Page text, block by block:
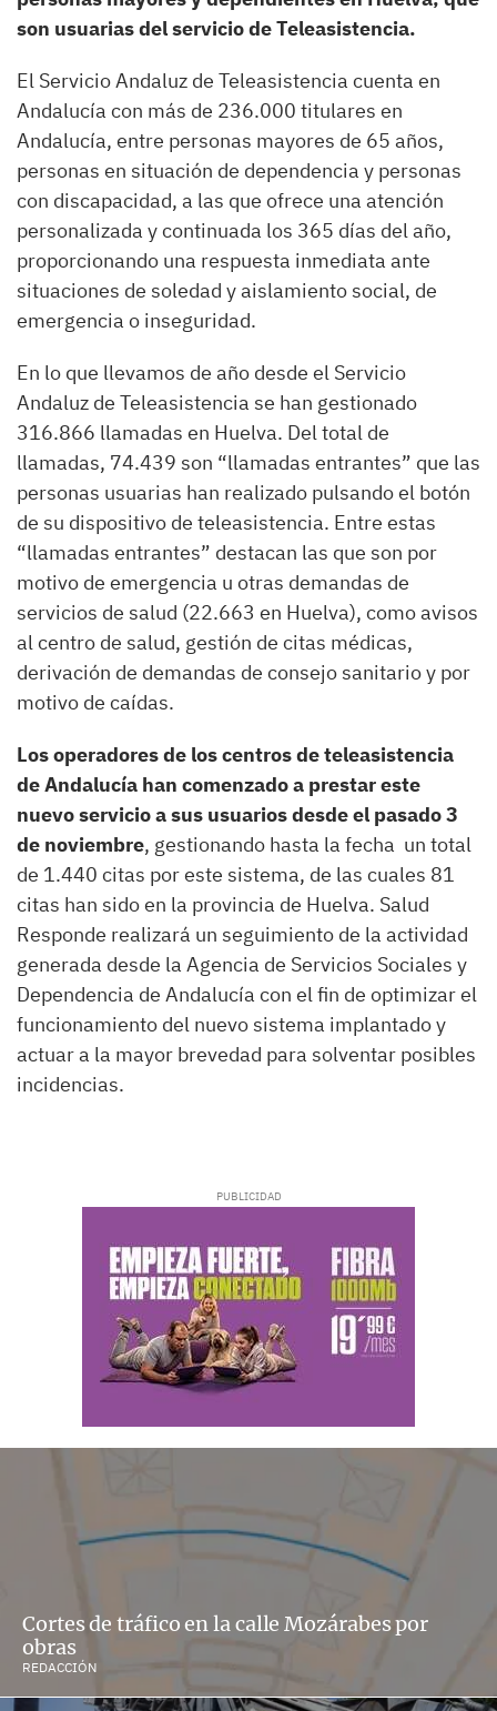
son usuarias del servicio de Teleasistencia.
El Servicio Andaluz de Teleasistencia cuenta en
Andalucía con más de 236.000 titulares en
Andalucía, entre personas mayores de 65 años,
personas en situación de dependencia y personas
con discapacidad, a las que ofrece una atención
personalizada y continuada los 365 días del año,
proporcionando una respuesta inmediata ante
situaciones de soledad y aislamiento social, de
emergencia o inseguridad.
En lo que llevamos de año desde el Servicio
Andaluz de Teleasistencia se han gestionado
316.866 llamadas en Huelva. Del total de
llamadas, 74.439 son “llamadas entrantes” que las
personas usuarias han realizado pulsando el botón
de su dispositivo de teleasistencia. Entre estas
“llamadas entrantes” destacan las que son por
motivo de emergencia u otras demandas de
servicios de salud (22.663 en Huelva), como avisos
al centro de salud, gestión de citas médicas,
derivación de demandas de consejo sanitario y por
motivo de caídas.
Los operadores de los centros de teleasistencia
de Andalucía han comenzado a prestar este
nuevo servicio a sus usuarios desde el pasado 3
de noviembre, gestionando hasta la fecha un total
de 1.440 citas por este sistema, de las cuales 81
citas han sido en la provincia de Huelva. Salud
Responde realizará un seguimiento de la actividad
generada desde la Agencia de Servicios Sociales y
Dependencia de Andalucía con el fin de optimizar el
funcionamiento del nuevo sistema implantado y
actuar a la mayor brevedad para solventar posibles
incidencias.
Cortes de tráfico en la calle Mozárabes por
obras
REDACCIÓN